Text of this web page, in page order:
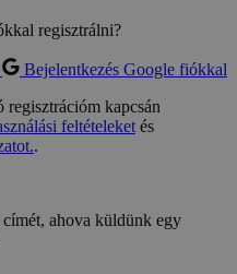
regisztrálni?
Bejelentkezés Google fiókkal
kapcsán
feltételeketés
.
ahova küldünk egy